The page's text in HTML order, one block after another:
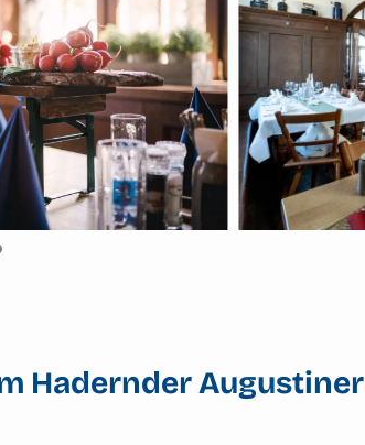
Hadernder Augustiner